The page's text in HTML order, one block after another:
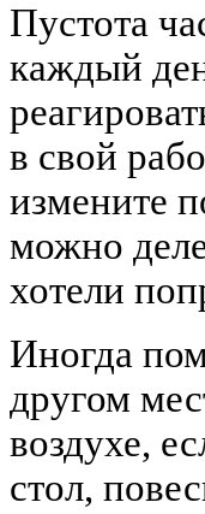
Пустота
каждый
в свой
измените
можно
хотели
Иногда
другом
воздухе,
стол,